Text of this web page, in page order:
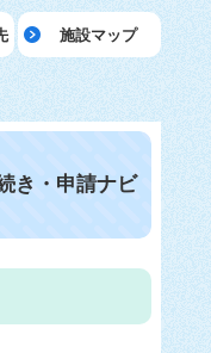
施設マップ
き・申請ナビ